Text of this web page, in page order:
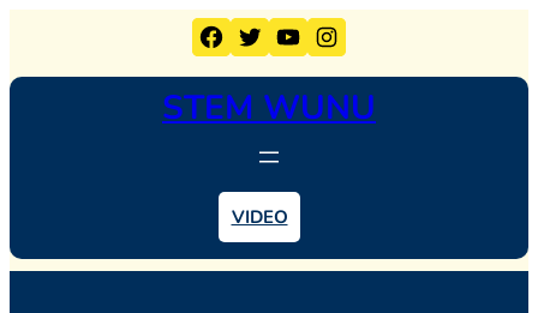
Facebook Twitter YouTube Instagram
STEM WUNU
VIDEO